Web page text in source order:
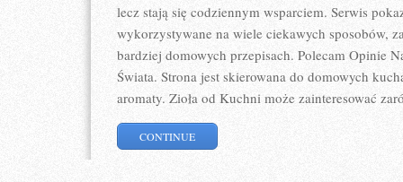
lecz stają się codziennym wsparciem. Serwis
wykorzystywane na wiele ciekawych sposobów,
bardziej domowych przepisach. Polecam Opinie
Świata. Strona jest skierowana do domowych
aromaty. Zioła od Kuchni może zainteresować
CONTINUE